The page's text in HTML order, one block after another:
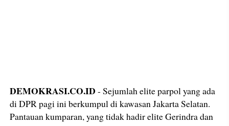
DEMOKRASI.CO.ID - Sejumlah elite parpol yang ada
di DPR pagi ini berkumpul di kawasan Jakarta Selatan.
Pantauan kumparan, yang tidak hadir elite Gerindra dan